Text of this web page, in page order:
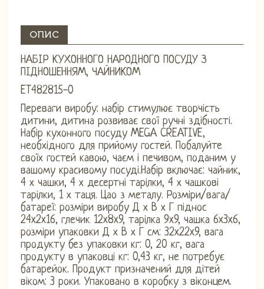
ОПИС
НАБІР КУХОННОГО НАРОДНОГО ПОСУДУ З
ПІДНОШЕННЯМ, ЧАЙНИКОМ
ET482815-0
Переваги виробу: набір стимулює творчість
дитини, дитина розвиває свої ручні здібності.
Набір кухонного посуду MEGA CREATIVE,
необхідного для прийому гостей. Побалуйте
своїх гостей кавою, чаєм і печивом, поданим у
вашому красивому посуді.Набір включає: чайник,
4 х чашки, 4 х десертні тарілки, 4 х чашкові
тарілки, 1 х таця. Цао з металу. Розміри/вага/
батареї: розміри виробу Д х В х Г піднос
24x2x16, глечик 12x8x9, тарілка 9x9, чашка 6x3x6,
розміри упаковки Д х В х Г см: 32x22x9, вага
продукту без упаковки кг: 0, 20 кг, вага
продукту в упаковці кг: 0,43 кг, не потребує
батарейок. Продукт призначений для дітей
віком: 3 роки. Упаковано в коробку з віконцем.